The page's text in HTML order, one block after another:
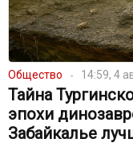
Общество 14:59, 4
Тайна
эпохи
Забайкалье